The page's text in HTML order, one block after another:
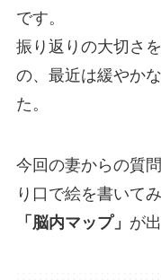
です。
振り返りの大切さ
の、最近は緩やか
た。
今回の妻からの質
り口で絵を書いて
「脳内マップ」 が